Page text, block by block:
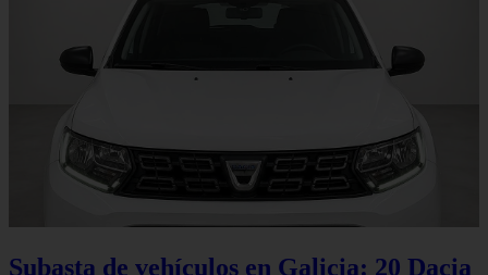
Subasta de vehículos en Galicia: 20 Dacia